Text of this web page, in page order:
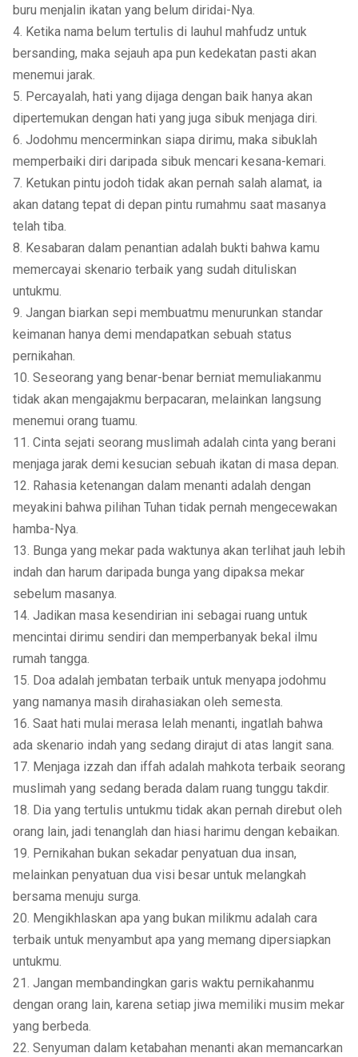
buru menjalin ikatan yang belum diridai-Nya.
4. Ketika nama belum tertulis di lauhul mahfudz untuk
bersanding, maka sejauh apa pun kedekatan pasti akan
menemui jarak.
5. Percayalah, hati yang dijaga dengan baik hanya akan
dipertemukan dengan hati yang juga sibuk menjaga diri.
6. Jodohmu mencerminkan siapa dirimu, maka sibuklah
memperbaiki diri daripada sibuk mencari kesana-kemari.
7. Ketukan pintu jodoh tidak akan pernah salah alamat, ia
akan datang tepat di depan pintu rumahmu saat masanya
telah tiba.
8. Kesabaran dalam penantian adalah bukti bahwa kamu
memercayai skenario terbaik yang sudah dituliskan
untukmu.
9. Jangan biarkan sepi membuatmu menurunkan standar
keimanan hanya demi mendapatkan sebuah status
pernikahan.
10. Seseorang yang benar-benar berniat memuliakanmu
tidak akan mengajakmu berpacaran, melainkan langsung
menemui orang tuamu.
11. Cinta sejati seorang muslimah adalah cinta yang berani
menjaga jarak demi kesucian sebuah ikatan di masa depan.
12. Rahasia ketenangan dalam menanti adalah dengan
meyakini bahwa pilihan Tuhan tidak pernah mengecewakan
hamba-Nya.
13. Bunga yang mekar pada waktunya akan terlihat jauh lebih
indah dan harum daripada bunga yang dipaksa mekar
sebelum masanya.
14. Jadikan masa kesendirian ini sebagai ruang untuk
mencintai dirimu sendiri dan memperbanyak bekal ilmu
rumah tangga.
15. Doa adalah jembatan terbaik untuk menyapa jodohmu
yang namanya masih dirahasiakan oleh semesta.
16. Saat hati mulai merasa lelah menanti, ingatlah bahwa
ada skenario indah yang sedang dirajut di atas langit sana.
17. Menjaga izzah dan iffah adalah mahkota terbaik seorang
muslimah yang sedang berada dalam ruang tunggu takdir.
18. Dia yang tertulis untukmu tidak akan pernah direbut oleh
orang lain, jadi tenanglah dan hiasi harimu dengan kebaikan.
19. Pernikahan bukan sekadar penyatuan dua insan,
melainkan penyatuan dua visi besar untuk melangkah
bersama menuju surga.
20. Mengikhlaskan apa yang bukan milikmu adalah cara
terbaik untuk menyambut apa yang memang dipersiapkan
untukmu.
21. Jangan membandingkan garis waktu pernikahanmu
dengan orang lain, karena setiap jiwa memiliki musim mekar
yang berbeda.
22. Senyuman dalam ketabahan menanti akan memancarkan